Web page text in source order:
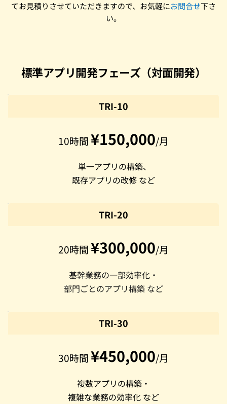
てお見積りさせていただきますので、お気軽にお問合せ下さ
い。
標準アプリ開発フェーズ（対面開発）
TRI-10
10時間 ¥150,000/月
単一アプリの構築、
既存アプリの改修 など
TRI-20
20時間 ¥300,000/月
基幹業務の一部効率化・
部門ごとのアプリ構築 など
TRI-30
30時間 ¥450,000/月
複数アプリの構築・
複雑な業務の効率化 など